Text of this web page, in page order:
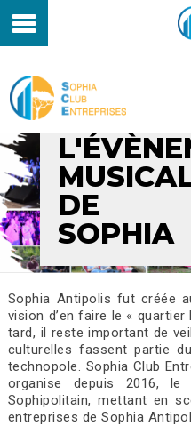
DE
SOPHIA
Sophia Antipolis fut créée
vision d’en faire le «
tard, il reste important de
culturelles fassent partie
technopole. Sophia Club
organise depuis 2016, le
Sophipolitain, mettant en
entreprises de Sophia